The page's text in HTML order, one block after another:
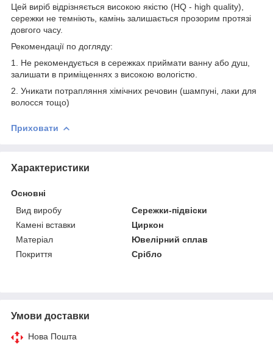
Цей виріб відрізняється високою якістю (HQ - high quality),
сережки не темніють, камінь залишається прозорим протязі
довгого часу.
Рекомендації по догляду:
1. Не рекомендується в сережках приймати ванну або душ,
залишати в приміщеннях з високою вологістю.
2. Уникати потрапляння хімічних речовин (шампуні, лаки для
волосся тощо)
Приховати
Характеристики
Основні
Вид виробу
Сережки-підвіски
Камені вставки
Циркон
Матеріал
Ювелірний сплав
Покриття
Срібло
Умови доставки
Нова Пошта